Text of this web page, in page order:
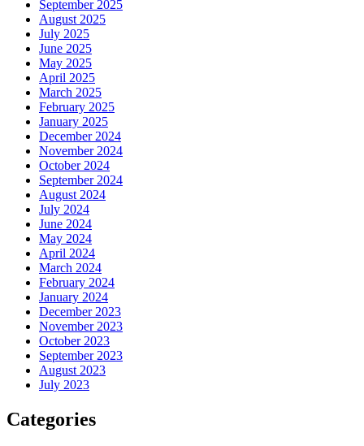
September 2025
August 2025
July 2025
June 2025
May 2025
April 2025
March 2025
February 2025
January 2025
December 2024
November 2024
October 2024
September 2024
August 2024
July 2024
June 2024
May 2024
April 2024
March 2024
February 2024
January 2024
December 2023
November 2023
October 2023
September 2023
August 2023
July 2023
Categories